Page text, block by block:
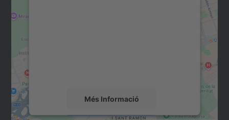
Més Informació